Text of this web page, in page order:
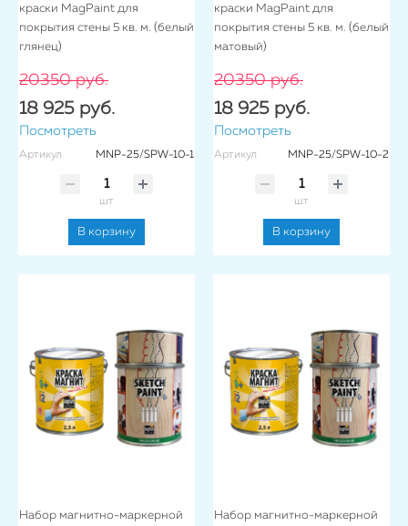
краски MagPaint для
покрытия стены 5 кв. м. (белый
глянец)
20350 руб.
18 925 руб.
Посмотреть
Артикул MNP-25/SPW-10-1
шт
В корзину
краски MagPaint для
покрытия стены 5 кв. м. (белый
матовый)
20350 руб.
18 925 руб.
Посмотреть
Артикул MNP-25/SPW-10-2
шт
В корзину
Набор магнитно-маркерной
Набор магнитно-маркерной